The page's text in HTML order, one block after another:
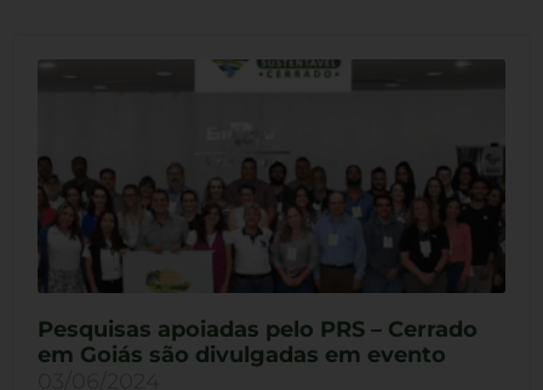
Pesquisas apoiadas pelo PRS – Cerrado
em Goiás são divulgadas em evento